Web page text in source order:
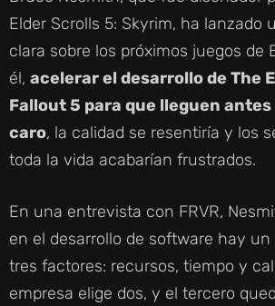
Elder Scrolls 5: Skyrim, ha lanzado
clara sobre los próximos juegos de
él, acelerar el desarrollo de The
Fallout 5 para que lleguen
caro, la calidad se resentiría y los
toda la vida acabarían frustrados.
En una entrevista con FRVR,
en el desarrollo de software hay
tres factores: recursos, tiempo y
empresa elige dos, y el tercero